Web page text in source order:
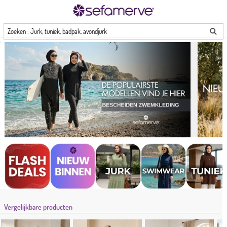
Zoeken : Jurk, tuniek, badpak, avondjurk
Vergelijkbare producten